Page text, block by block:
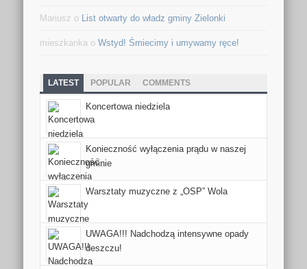
Mariusz o List otwarty do władz gminy Zielonki
mieszkanka oWstyd! Śmiecimy i umywamy ręce!
LATEST POPULAR COMMENTS
Koncertowa niedziela
Konieczność wyłączenia prądu w naszej
gminie
Warsztaty muzyczne z „OSP” Wola
UWAGA!!! Nadchodzą intensywne opady
deszczu!